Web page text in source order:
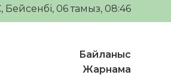
, Бейсенбі, 06 тамыз, 08:46
Байланыс
Жарнама